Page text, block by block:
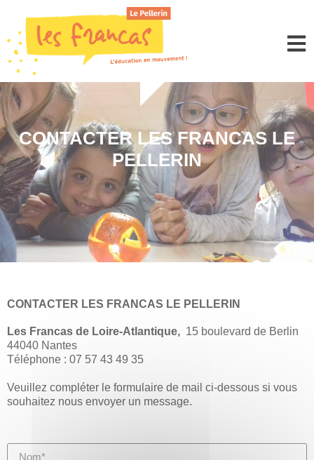
Panneau de gestion des cookies
CONTACTER LES FRANCAS LE
PELLERIN
CONTACTER LES FRANCAS LE PELLERIN
Les Francas de Loire-Atlantique, 15 boulevard de Berlin
44040 Nantes
Téléphone : 07 57 43 49 35
Veuillez compléter le formulaire de mail ci-dessous si vous
souhaitez nous envoyer un message.